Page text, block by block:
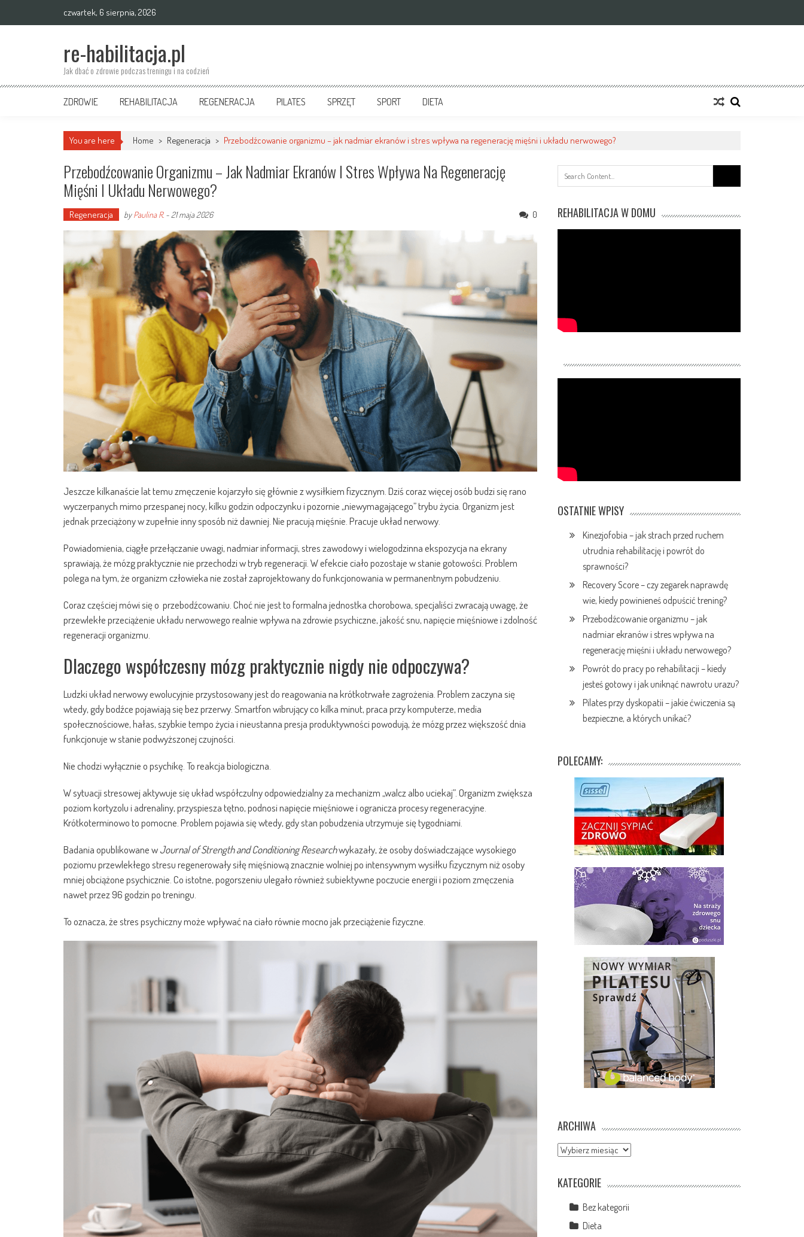
czwartek, 6 sierpnia, 2026
re-habilitacja.pl
Jak dbać o zdrowie podczas treningu i na codzień
ZDROWIE REHABILITACJA REGENERACJA PILATES SPRZĘT SPORT DIETA
You are here Home > Regeneracja > Przebodźcowanie organizmu – jak nadmiar ekranów i stres wpływa na regenerację mięśni i układu nerwowego?
Przebodźcowanie Organizmu – Jak Nadmiar Ekranów I Stres Wpływa Na Regenerację
Mięśni I Układu Nerwowego?
Regeneracja byPaulina R. - 21 maja 2026 0
Jeszcze kilkanaście lat temu zmęczenie kojarzyło się głównie z wysiłkiem fizycznym. Dziś coraz więcej osób budzi się rano
wyczerpanych mimo przespanej nocy, kilku godzin odpoczynku i pozornie „niewymagającego” trybu życia. Organizm jest
jednak przeciążony w zupełnie inny sposób niż dawniej. Nie pracują mięśnie. Pracuje układ nerwowy.
Powiadomienia, ciągłe przełączanie uwagi, nadmiar informacji, stres zawodowy i wielogodzinna ekspozycja na ekrany
sprawiają, że mózg praktycznie nie przechodzi w tryb regeneracji. W efekcie ciało pozostaje w stanie gotowości. Problem
polega na tym, że organizm człowieka nie został zaprojektowany do funkcjonowania w permanentnym pobudzeniu.
Coraz częściej mówi się o przebodźcowaniu. Choć nie jest to formalna jednostka chorobowa, specjaliści zwracają uwagę, że
przewlekłe przeciążenie układu nerwowego realnie wpływa na zdrowie psychiczne, jakość snu, napięcie mięśniowe i zdolność
regeneracji organizmu.
Dlaczego współczesny mózg praktycznie nigdy nie odpoczywa?
Ludzki układ nerwowy ewolucyjnie przystosowany jest do reagowania na krótkotrwałe zagrożenia. Problem zaczyna się
wtedy, gdy bodźce pojawiają się bez przerwy. Smartfon wibrujący co kilka minut, praca przy komputerze, media
społecznościowe, hałas, szybkie tempo życia i nieustanna presja produktywności powodują, że mózg przez większość dnia
funkcjonuje w stanie podwyższonej czujności.
Nie chodzi wyłącznie o psychikę. To reakcja biologiczna.
W sytuacji stresowej aktywuje się układ współczulny odpowiedzialny za mechanizm „walcz albo uciekaj”. Organizm zwiększa
poziom kortyzolu i adrenaliny, przyspiesza tętno, podnosi napięcie mięśniowe i ogranicza procesy regeneracyjne.
Krótkoterminowo to pomocne. Problem pojawia się wtedy, gdy stan pobudzenia utrzymuje się tygodniami.
Badania opublikowane wJournal of Strength and Conditioning Researchwykazały, że osoby doświadczające wysokiego
poziomu przewlekłego stresu regenerowały siłę mięśniową znacznie wolniej po intensywnym wysiłku fizycznym niż osoby
mniej obciążone psychicznie. Co istotne, pogorszeniu ulegało również subiektywne poczucie energii i poziom zmęczenia
nawet przez 96 godzin po treningu.
To oznacza, że stres psychiczny może wpływać na ciało równie mocno jak przeciążenie fizyczne.
for:
REHABILITACJA W DOMU
OSTATNIE WPISY
Kinezjofobia – jak strach przed ruchem
utrudnia rehabilitację i powrót do
sprawności?
Recovery Score – czy zegarek naprawdę
wie, kiedy powinieneś odpuścić trening?
Przebodźcowanie organizmu – jak
nadmiar ekranów i stres wpływa na
regenerację mięśni i układu nerwowego?
Powrót do pracy po rehabilitacji – kiedy
jesteś gotowy i jak uniknąć nawrotu urazu?
Pilates przy dyskopatii – jakie ćwiczenia są
bezpieczne, a których unikać?
POLECAMY:
ARCHIWA
Archiwa
KATEGORIE
Bez kategorii
Dieta